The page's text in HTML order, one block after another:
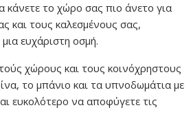
κάνετε το χώρο σας πιο άνετο για
και τους καλεσμένους σας,
ευχάριστη οσμή.
χώρους και τους κοινόχρηστους
το μπάνιο και τα υπνοδωμάτια με
ευκολότερο να αποφύγετε τις